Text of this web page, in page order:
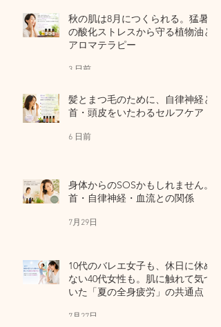
秋の肌は8月につくられる。猛暑
の酸化ストレスから守る植物油と
アロマテラピー
3 日前
髪とまつ毛のために、自律神経と
首・頭皮をいたわるセルフケア
6 日前
身体からのSOSかもしれません。
首・自律神経・血流との関係
7月29日
10代のバレエ女子も、休日に休め
ない40代女性も。肌に触れて気づ
いた「夏の全身疲労」の共通点
7月27日